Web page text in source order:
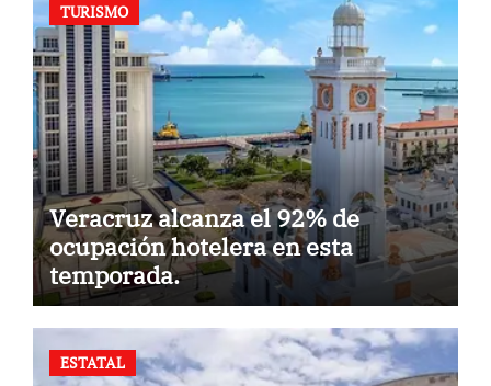
TURISMO
Veracruz alcanza el 92% de
ocupación hotelera en esta
temporada.
ESTATAL